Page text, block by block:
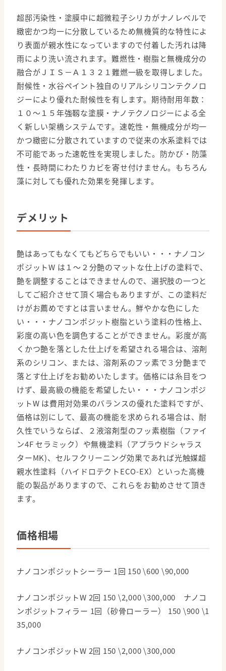
超邸汚染性・塗膜中に超微粒子シリカがナノレベルで
緻密かつ均一に分散しているため無機質的な特性によ
り表面が親水性になっていますので付着した汚れは降
雨により洗い流されます。難燃性・樹脂と無機成分の
融合がＪＩＳ－Ａ１３２１難燃一級を取得しました。
耐候性・水谷ペイント独自のリアルシリコンテクノロ
ジーにより優れた耐候性を有します。期待耐用年数：
１０～１５年強靱な塗膜・ナノテクノロジーによる全
く新しい架橋システムです。速乾性・無機成分が均一
かつ緻密に分散されていますので従来の水系塗料では
不可能であった速乾性を実現しました。防かび・防藻
性・長時間にわたりカビを寄せ付けません。もちろん
藻に対しても優れた効果を発揮します。
デメリット
艶はあってもなくてもどちらでもいい・・・ナノコン
ポジットW は１～２分艶のマットな仕上げの塗料で、
艶を調整することはできませんので、選択肢の一つと
してご紹介させて頂く場合もありますが、この塗料だ
けがお薦めですとは言いません。鮮やかな色にした
い・・・ナノコンポジット樹脂という塗料の性格上、
彩度の高い色を調色することができません。彩度が高
くかつ艶を落とした仕上げを希望される場合は、溶剤
系のシリコン、または、溶剤系のフッ素で３分艶まで
落とす仕上げをお勧めいたします。価格には糸目をつ
けず、最高級の機能を希望したい・・・ナノコンポジ
ットW は費用対効果のバランスの優れた塗料ですが、
価格は別にして、最高の機能を求められる場合は、耐
久性でいうならば、２液溶剤型のフッ素樹脂（ファイ
ン4F セラミック）や無機塗料（アプラウドシャラス
ターMK)、セルフクリーニング効果であれば光触媒超
親水性塗料（ハイドロテクトECO-EX）といった高機
能の製品がありますので、これらをお勧めさせて頂き
ます。
価格相場
ナノコンポジットシーラー 1回 150 \600 \90,000
ナノコンポジットW 2回 150 \2,000 \300,000 ナノコ
ンポジットフィラー 1回（砂骨ローラー） 150 \900 \1
35,000
ナノコンポジットW 2回 150 \2,000 \300,000